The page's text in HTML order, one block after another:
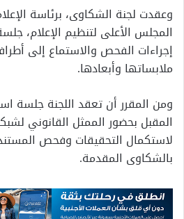
وعقدت لجنة الشكاوى، برئاسة
المجلس الأعلى لتنظيم الإعلام،
إجراءات الفحص والاستماع إلى
ملابساتها وأبعادها.
ومن المقرر أن تعقد اللجنة جلسة
المقبل بحضور الممثل القانوني
لاستكمال التحقيقات وفحص
بالشكاوى المقدمة.